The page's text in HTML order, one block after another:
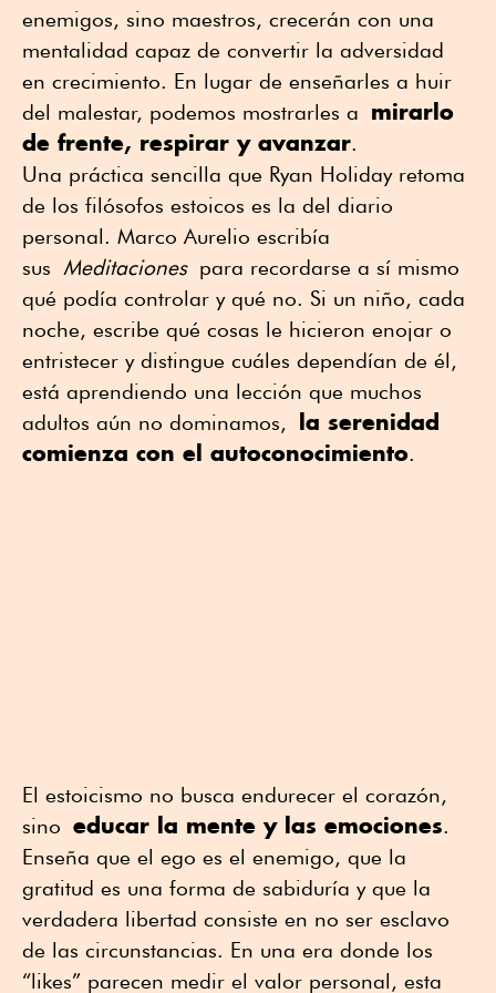
enemigos, sino maestros, crecerán con una
mentalidad capaz de convertir la adversidad
en crecimiento. En lugar de enseñarles a huir
del malestar, podemos mostrarles a mirarlo
de frente, respirar y avanzar.
Una práctica sencilla que Ryan Holiday retoma
de los filósofos estoicos es la del diario
personal. Marco Aurelio escribía
sus Meditacionespara recordarse a sí mismo
qué podía controlar y qué no. Si un niño, cada
noche, escribe qué cosas le hicieron enojar o
entristecer y distingue cuáles dependían de él,
está aprendiendo una lección que muchos
adultos aún no dominamos,
la serenidad
comienza con el autoconocimiento.
El estoicismo no busca endurecer el corazón,
sino educar la mente y las emociones.
Enseña que el ego es el enemigo, que la
gratitud es una forma de sabiduría y que la
verdadera libertad consiste en no ser esclavo
de las circunstancias. En una era donde los
“likes” parecen medir el valor personal, esta